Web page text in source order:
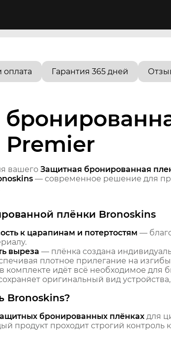
оплата Гарантия 365 дней
Premier
вашего Защитная бронированная
— современное решение для
плёнки Bronoskins
к царапинам и потертостям —
выреза — плёнка создана
плотное прилегание на
комплекте идёт всё необходимое для
оригинальный вид
Bronoskins?
бронированных плёнках для
продукт проходит строгий